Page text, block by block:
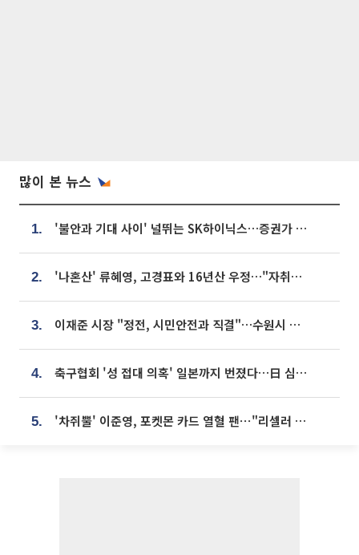
많이 본 뉴스
1. '불안과 기대 사이' 널뛰는 SK하이닉스…증권가 "HBM4·LTA 기반 펀터멘털 견고"
2. '나혼산' 류혜영, 고경표와 16년산 우정…"자취방서 부모님과 마주쳐"
3. 이재준 시장 "정전, 시민안전과 직결"…수원시 비상대응체계 가동
4. 축구협회 '성 접대 의혹' 일본까지 번졌다…日 심판 실명 공개
5. '차쥐뿔' 이준영, 포켓몬 카드 열혈 팬⋯"리셀러 처단할 것"